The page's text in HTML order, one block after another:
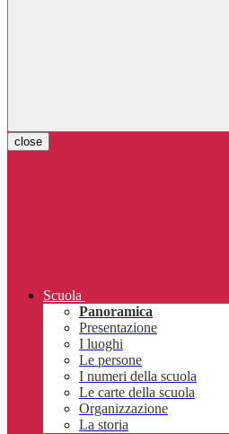
close
Scuola
Panoramica
Presentazione
I luoghi
Le persone
I numeri della scuola
Le carte della scuola
Organizzazione
La storia